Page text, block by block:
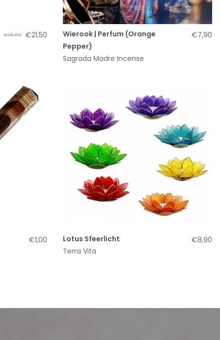
€25,90 €21,50
Wierook | Perfum (Orange
Pepper)
Sagrada Madre Incense
€7,90
€1,00
Lotus Sfeerlicht
Terra Vita
€8,90